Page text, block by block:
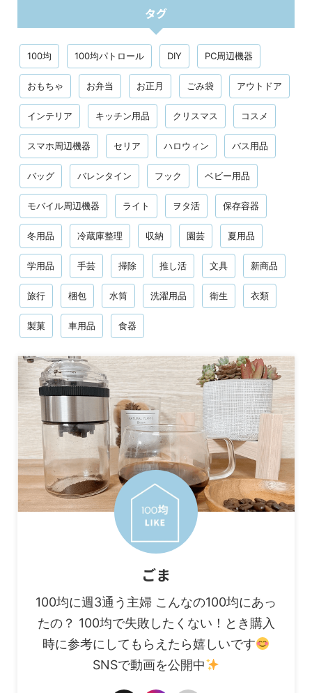
タグ
100均 100均パトロール DIY PC周辺機器
おもちゃ お弁当 お正月 ごみ袋 アウトドア
インテリア キッチン用品 クリスマス コスメ
スマホ周辺機器 セリア ハロウィン バス用品
バッグ バレンタイン フック ベビー用品
モバイル周辺機器 ライト ヲタ活 保存容器
冬用品 冷蔵庫整理 収納 園芸 夏用品
学用品 手芸 掃除 推し活 文具 新商品
旅行 梱包 水筒 洗濯用品 衛生 衣類
製菓 車用品 食器
ごま
100均に週3通う主婦 こんなの100均にあっ
たの？ 100均で失敗したくない！とき購入
時に参考にしてもらえたら嬉しいです
SNSで動画を公開中